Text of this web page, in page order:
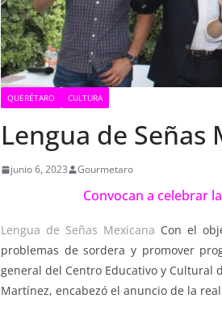
QUERÉTARO CULTURA
Lengua de Señas
junio 6, 2023 Gourmetaro
Convocan a celebrar
Lengua de Señas Mexicana Con el
problemas de sordera y promover
general del Centro Educativo y Cultural
Martínez, encabezó el anuncio de la